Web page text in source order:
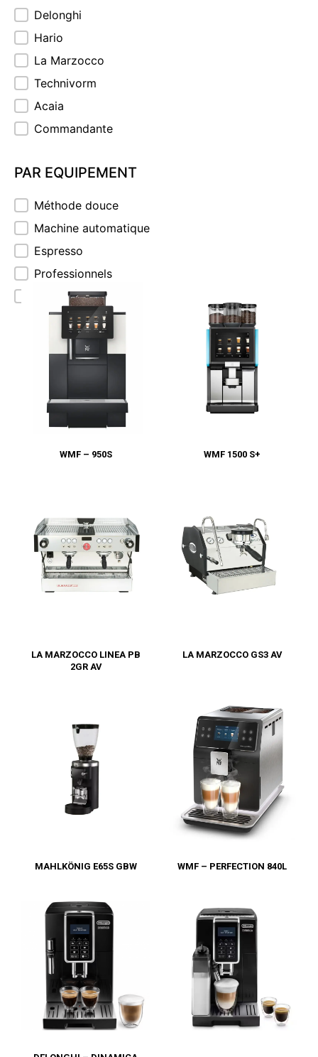
Delonghi
Hario
La Marzocco
Technivorm
Acaia
Commandante
PAR EQUIPEMENT
PAR EQUIPEMENT
Méthode douce
Machine automatique
Espresso
Professionnels
Moulin à café
WMF – 950S WMF 1500 S+
LA MARZOCCO LINEA PB
2GR AV
LA MARZOCCO GS3 AV
MAHLKÖNIG E65S GBW WMF – PERFECTION 840L